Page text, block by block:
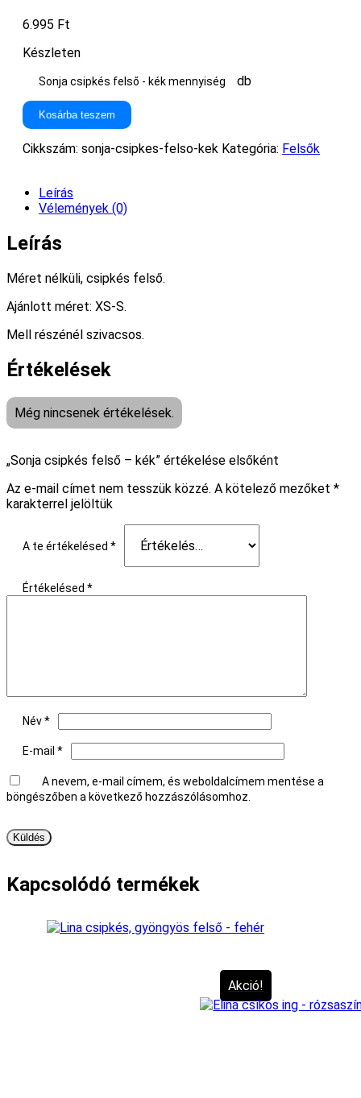
6.995 Ft
Készleten
Sonja csipkés felső - kék mennyiség db
Kosárba teszem
Cikkszám: sonja-csipkes-felso-kek Kategória: Felsők
Leírás
Vélemények (0)
Leírás
Méret nélküli, csipkés felső.
Ajánlott méret: XS-S.
Mell részénél szivacsos.
Értékelések
Még nincsenek értékelések.
„Sonja csipkés felső – kék” értékelése elsőként
Az e-mail címet nem tesszük közzé. A kötelező mezőket *
karakterrel jelöltük
A te értékelésed *
Értékelésed *
Név*
E-mail *
A nevem, e-mail címem, és weboldalcímem mentése a
böngészőben a következő hozzászólásomhoz.
Kapcsolódó termékek
Akció!